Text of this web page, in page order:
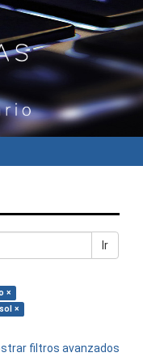
Ir
×
×
filtros avanzados